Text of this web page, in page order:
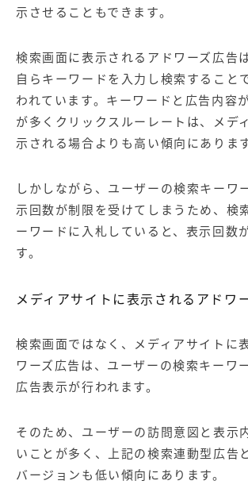
示させることもできます。
検索画面に表示されるアドワーズ広告
自らキーワードを入力し検索すること
われています。キーワードと広告内容
が多くクリックスルーレートは、メデ
示される場合よりも高い傾向にあります
しかしながら、ユーザーの検索キーワ
示回数が制限を受けてしまうため、検
ーワードに入札していると、表示回数
す。
メディアサイトに表示されるアドワ
検索画面ではなく、メディアサイトに
ワーズ広告は、ユーザーの検索キーワ
広告表示が行われます。
そのため、ユーザーの訪問意図と表示
いことが多く、上記の検索連動型広告
バージョンも低い傾向にあります。